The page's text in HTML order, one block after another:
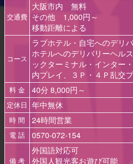
交通費
大阪市内 無料
その他 1,000円～
移動距離による
コース
ラブホテル・自宅へのデリ
ホテルへのデリバリーヘル
ックターミナル・インター
内プレイ、３Ｐ・４Ｐ乱交
料 金 40分 8,000円～
定休日 年中無休
時 間 24時間営業
電 話 0570-072-154
備 考
外国語対応可
外国人観光客お遊び可能